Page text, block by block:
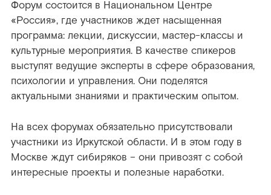
Форум состоится в Национальном Центре
«Россия», где участников ждет насыщенная
программа: лекции, дискуссии, мастер-классы и
культурные мероприятия. В качестве спикеров
выступят ведущие эксперты в сфере образования,
психологии и управления. Они поделятся
актуальными знаниями и практическим опытом.
На всех форумах обязательно присутствовали
участники из Иркутской области. И в этом году в
Москве ждут сибиряков – они привозят с собой
интересные проекты и полезные наработки.